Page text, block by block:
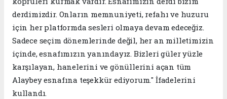
derdimizdir. Onların memnuniyeti, refahı ve huzuru
için her platformda sesleri olmaya devam edeceğiz.
Sadece seçim dönemlerinde değil, her an milletimizin
içinde, esnafımızın yanındayız. Bizleri güler yüzle
karşılayan, hanelerini ve gönüllerini açan tüm
Alaybey esnafına teşekkür ediyorum." İfadelerini
kullandı.